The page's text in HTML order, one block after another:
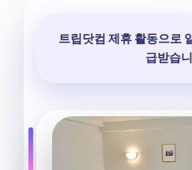
트립닷컴 제휴 활동으로
급받습